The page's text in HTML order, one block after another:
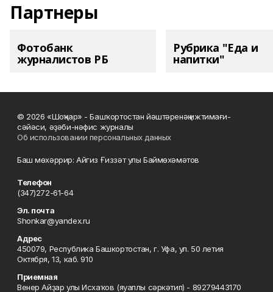
Партнеры
Фотобанк
журналистов РБ
Рубрика "Еда и
напитки"
© 2026 «Шоңҡар» - Башҡортостан йәштәренәң ижтимағи-
сәйәси, әҙәби-нәфис журналы
Об использовании персональных данных
Баш мөхәррир: Айгиз Ғиззәт улы Баймөхәмәтов
Телефон
(347)272-61-64
Эл. почта
Shonkar@yandex.ru
Адрес
450079, Республика Башкортостан, г. Уфа, ул. 50 летия
Октября, 13, каб. 910
Приемная
Венер Айҙар улы Исхаҡов (яуаплы сәркәтип) - 89279443170